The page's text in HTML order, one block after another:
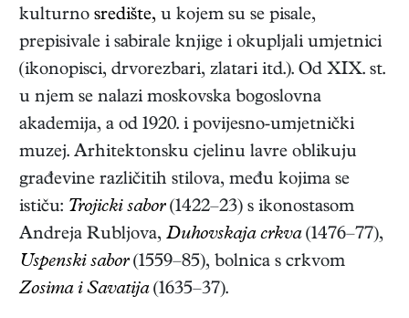
kulturno središte, u kojem su se pisale,
prepisivale i sabirale knjige i okupljali umjetnici
(ikonopisci, drvorezbari, zlatari itd.). Od XIX. st.
u njem se nalazi moskovska bogoslovna
akademija, a od 1920. i povijesno‑umjetnički
muzej. Arhitektonsku cjelinu lavre oblikuju
građevine različitih stilova, među kojima se
ističu: Trojicki sabor(1422–23) s ikonostasom
Andreja Rubljova, Duhovskaja crkva(1476–77),
Uspenski sabor(1559–85), bolnica s crkvom
Zosima i Savatija(1635–37).